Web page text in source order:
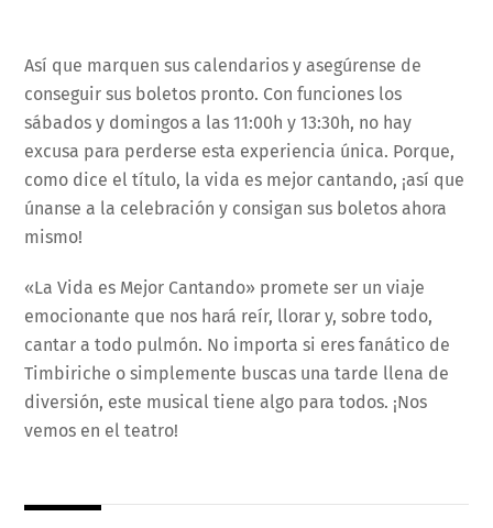
Así que marquen sus calendarios y asegúrense de
conseguir sus boletos pronto. Con funciones los
sábados y domingos a las 11:00h y 13:30h, no hay
excusa para perderse esta experiencia única. Porque,
como dice el título, la vida es mejor cantando, ¡así que
únanse a la celebración y consigan sus boletos ahora
mismo!
«La Vida es Mejor Cantando» promete ser un viaje
emocionante que nos hará reír, llorar y, sobre todo,
cantar a todo pulmón. No importa si eres fanático de
Timbiriche o simplemente buscas una tarde llena de
diversión, este musical tiene algo para todos. ¡Nos
vemos en el teatro!